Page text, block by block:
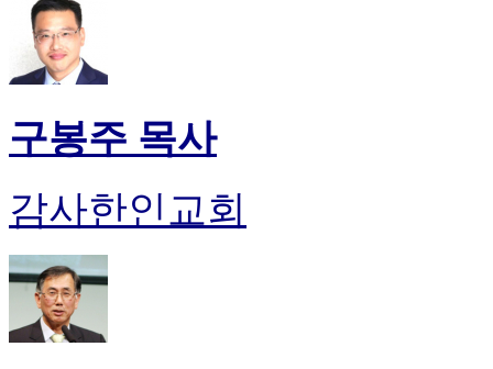
구봉주 목사
감사한인교회